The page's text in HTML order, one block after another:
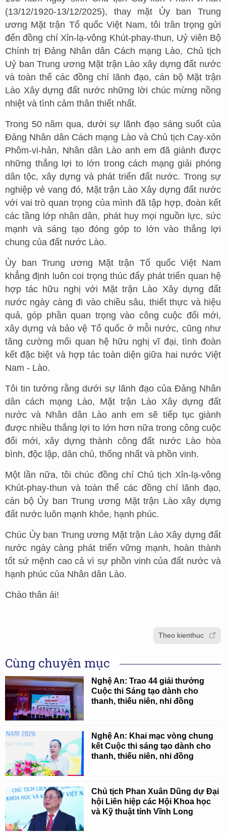
(13/12/1920-13/12/2025), thay mặt Ủy ban Trung
ương Mặt trận Tổ quốc Việt Nam, tôi trân trọng gửi
đến đồng chí Xỉn-lạ-vông Khút-phay-thun, Uỷ viên Bộ
Chính trị Đảng Nhân dân Cách mạng Lào, Chủ tịch
Uỷ ban Trung ương Mặt trận Lào xây dựng đất nước
và toàn thể các đồng chí lãnh đạo, cán bộ Mặt trận
Lào Xây dựng đất nước những lời chúc mừng nồng
nhiệt và tình cảm thân thiết nhất.
Trong 50 năm qua, dưới sự lãnh đạo sáng suốt của
Đảng Nhân dân Cách mạng Lào và Chủ tịch Cay-xỏn
Phôm-vi-hản, Nhân dân Lào anh em đã giành được
những thắng lợi to lớn trong cách mạng giải phóng
dân tộc, xây dựng và phát triển đất nước. Trong sự
nghiệp vẻ vang đó, Mặt trận Lào Xây dựng đất nước
với vai trò quan trọng của mình đã tập hợp, đoàn kết
các tầng lớp nhân dân, phát huy mọi nguồn lực, sức
mạnh và sáng tạo đóng góp to lớn vào thắng lợi
chung của đất nước Lào.
Ủy ban Trung ương Mặt trận Tổ quốc Việt Nam
khẳng định luôn coi trọng thúc đẩy phát triển quan hệ
hợp tác hữu nghị với Mặt trận Lào Xây dựng đất
nước ngày càng đi vào chiều sâu, thiết thực và hiệu
quả, góp phần quan trọng vào công cuộc đổi mới,
xây dựng và bảo vệ Tổ quốc ở mỗi nước, cũng như
tăng cường mối quan hệ hữu nghị vĩ đại, tình đoàn
kết đặc biệt và hợp tác toàn diện giữa hai nước Việt
Nam - Lào.
Tôi tin tưởng rằng dưới sự lãnh đạo của Đảng Nhân
dân cách mạng Lào, Mặt trận Lào Xây dựng đất
nước và Nhân dân Lào anh em sẽ tiếp tục giành
được nhiều thắng lợi to lớn hơn nữa trong công cuộc
đổi mới, xây dựng thành công đất nước Lào hòa
bình, độc lập, dân chủ, thống nhất và phồn vinh.
Một lần nữa, tôi chúc đồng chí Chủ tịch Xỉn-lạ-vông
Khút-phay-thun và toàn thể các đồng chí lãnh đạo,
cán bộ Ủy ban Trung ương Mặt trận Lào xây dựng
đất nước luôn mạnh khỏe, hạnh phúc.
Chúc Ủy ban Trung ương Mặt trận Lào Xây dựng đất
nước ngày càng phát triển vững mạnh, hoàn thành
tốt sứ mệnh cao cả vì sự phồn vinh của đất nước và
hạnh phúc của Nhân dân Lào.
Chào thân ái!
Theo kienthuc
Cùng chuyên mục
Nghệ An: Trao 44 giải thưởng
Cuộc thi Sáng tạo dành cho
thanh, thiếu niên, nhi đồng
Nghệ An: Khai mạc vòng chung
kết Cuộc thi sáng tạo dành cho
thanh, thiếu niên, nhi đồng
Chủ tịch Phan Xuân Dũng dự Đại
hội Liên hiệp các Hội Khoa học
và Kỹ thuật tỉnh Vĩnh Long